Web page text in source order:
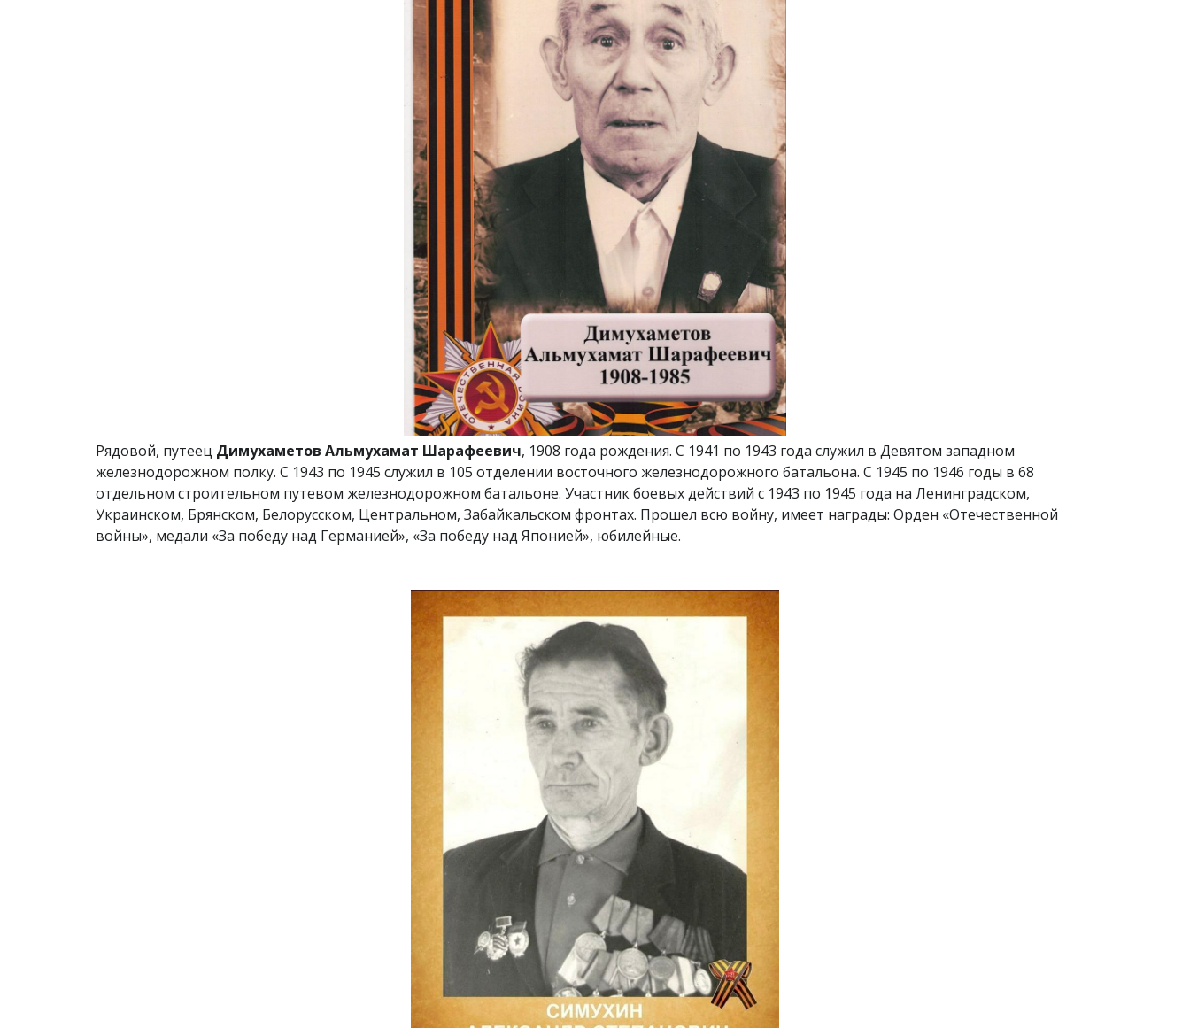
Рядовой, путеец Димухаметов Альмухамат Шарафеевич, 1908 года рождения. С 1941 по 1943 года служил в Девятом западном
железнодорожном полку. С 1943 по 1945 служил в 105 отделении восточного железнодорожного батальона. С 1945 по 1946 годы в 68
отдельном строительном путевом железнодорожном батальоне. Участник боевых действий с 1943 по 1945 года на Ленинградском,
Украинском, Брянском, Белорусском, Центральном, Забайкальском фронтах. Прошел всю войну, имеет награды: Орден «Отечественной
войны», медали «За победу над Германией», «За победу над Японией», юбилейные.